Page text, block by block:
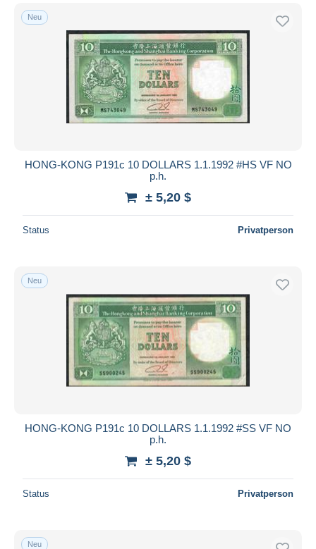
Neu
HONG-KONG P191c 10 DOLLARS 1.1.1992 #HS VF NO
p.h.
± 5,20 $
Status Privatperson
Neu
HONG-KONG P191c 10 DOLLARS 1.1.1992 #SS VF NO
p.h.
± 5,20 $
Status Privatperson
Neu